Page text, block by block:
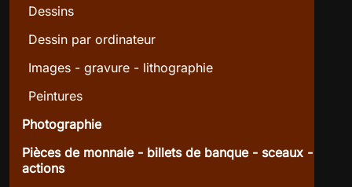
Dessins
Dessin par ordinateur
Images - gravure - lithographie
Peintures
Photographie
Pièces de monnaie - billets de banque - sceaux -
actions